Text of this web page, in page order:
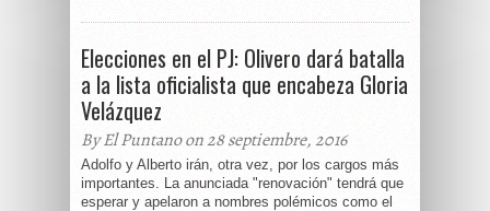
Elecciones en el PJ: Olivero dará batalla
a la lista oficialista que encabeza Gloria
Velázquez
By El Puntano on 28 septiembre, 2016
Adolfo y Alberto irán, otra vez, por los cargos más
importantes. La anunciada "renovación" tendrá que
esperar y apelaron a nombres polémicos como el